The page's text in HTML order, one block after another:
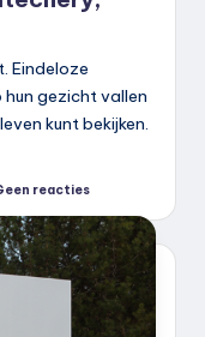
Eindeloze
gezicht vallen
kunt bekijken.
reacties